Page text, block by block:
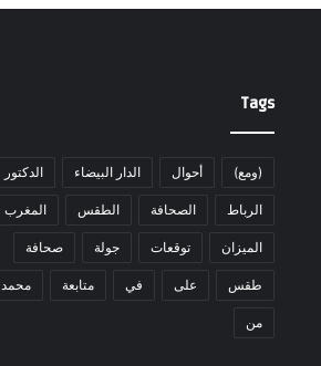
Tags
(ومع) أحوال الدار البيضاء الدكتور
الرباط الصحافة الطقس المغرب
الميزان توقعات جولة صحافة
طقس على في متابعة محمد
من